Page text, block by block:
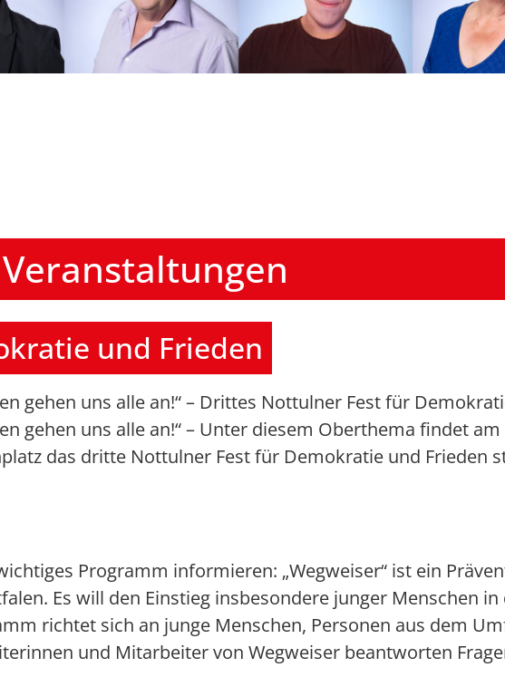
Veranstaltungen
und Frieden
gehen uns alle an!“ – Drittes Nottulner Fest für
gehen uns alle an!“ – Unter diesem Oberthema findet
das dritte Nottulner Fest für Demokratie und Frieden
Programm informieren: „Wegweiser“ ist ein
Es will den Einstieg insbesondere junger Menschen
richtet sich an junge Menschen, Personen aus dem
und Mitarbeiter von Wegweiser beantworten